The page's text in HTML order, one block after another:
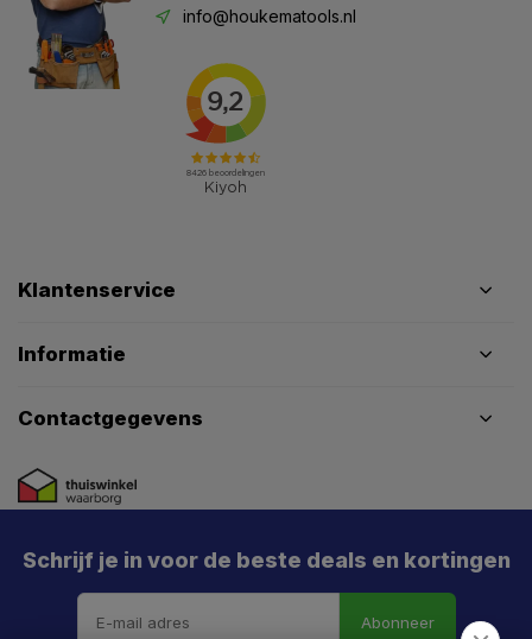
info@houkematools.nl
Klantenservice
Informatie
Contactgegevens
Schrijf je in voor de beste deals en kortingen
Abonneer